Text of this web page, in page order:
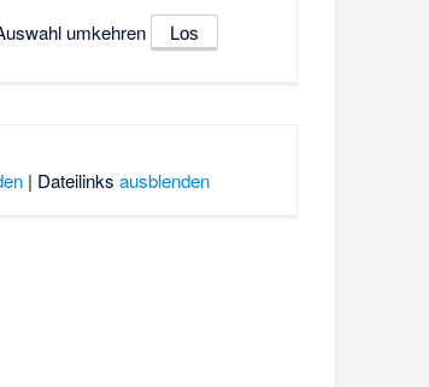
umkehren
| Dateilinks ausblenden